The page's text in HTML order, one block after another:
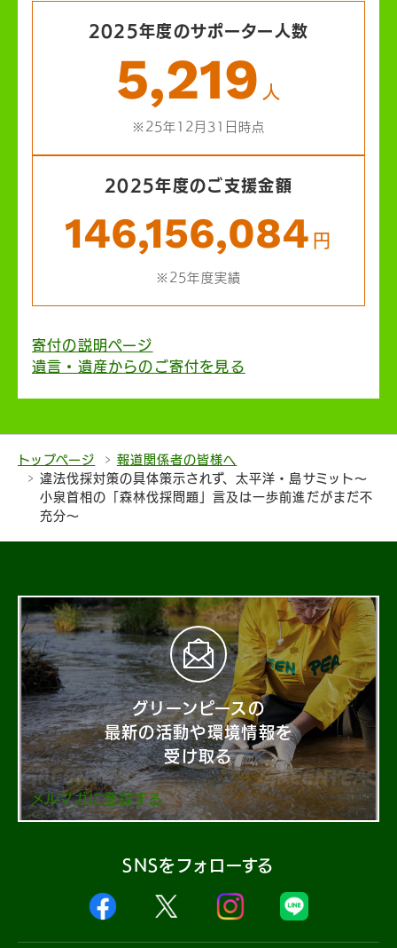
2025年度のサポーター人数
5,219 人
※25年12月31日時点
2025年度のご支援金額
146,156,084 円
※25年度実績
寄付の説明ページ
遺言・遺産からのご寄付を見る
トップページ
報道関係者の皆様へ
違法伐採対策の具体策示されず、太平洋・島サミット～
小泉首相の「森林伐採問題」言及は一歩前進だがまだ不
充分～
グリーンピースの
最新の活動や環境情報を
受け取る
メルマガに登録する
SNSをフォローする